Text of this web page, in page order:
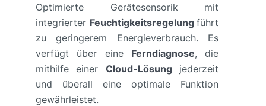
Optimierte Gerätesensorik mit
integrierter Feuchtigkeitsregelung führt
zu geringerem Energieverbrauch. Es
verfügt über eine Ferndiagnose, die
mithilfe einer Cloud-Lösungjederzeit
und überall eine optimale Funktion
gewährleistet.